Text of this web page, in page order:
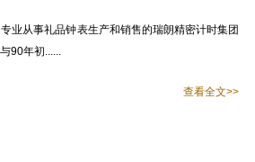
业从事礼品钟表生产和销售的瑞朗精密计时集团
90年初......
查看全文>>